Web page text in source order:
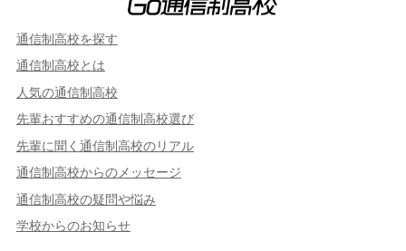
通信制高校を探す
通信制高校とは
人気の通信制高校
先輩おすすめの通信制高校選び
先輩に聞く通信制高校のリアル
通信制高校からのメッセージ
通信制高校の疑問や悩み
学校からのお知らせ